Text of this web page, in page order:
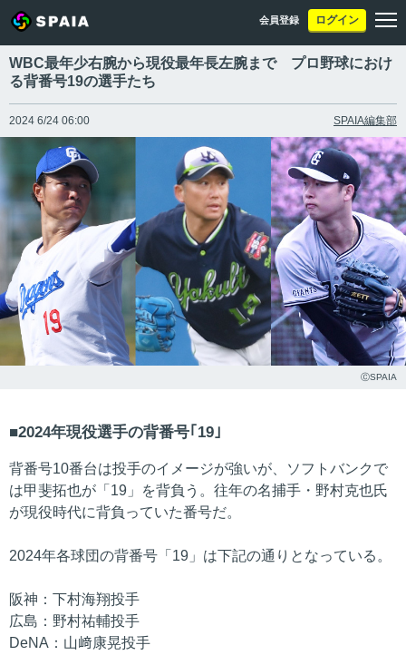
会員登録 ログイン
WBC最年少右腕から現役最年長左腕まで プロ野球におけ
る背番号19の選手たち
2024 6/24 06:00 SPAIA編集部
ⒸSPAIA
2024年現役選手の背番号｢19｣
背番号10番台は投手のイメージが強いが、ソフトバンクで
は甲斐拓也が「19」を背負う。往年の名捕手・野村克也氏
が現役時代に背負っていた番号だ。
2024年各球団の背番号「19」は下記の通りとなっている。
阪神：下村海翔投手
広島：野村祐輔投手
DeNA：山﨑康晃投手